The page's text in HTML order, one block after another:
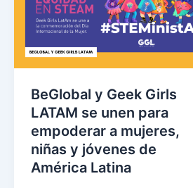
BeGlobal y Geek Girls
LATAM se unen para
empoderar a mujeres,
niñas y jóvenes de
América Latina
Girls
se
para
empoderar
a
mujeres,
niñas